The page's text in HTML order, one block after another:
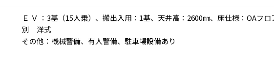
Ｅ Ｖ ：3基（15人乗）、搬出入用：1基、天井高：2600㎜、床仕様：OA
別 洋式
その他：機械警備、有人警備、駐車場設備あり